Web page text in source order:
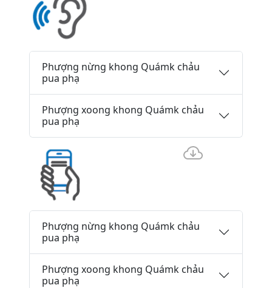
Phượng nừng khong Quámk chảu
pua phạ
Phượng xoong khong Quámk chảu
pua phạ
Phượng nừng khong Quámk chảu
pua phạ
Phượng xoong khong Quámk chảu
pua phạ